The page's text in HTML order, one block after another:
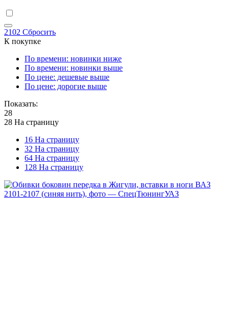
2102 Сбросить
К покупке
По времени: новинки ниже
По времени: новинки выше
По цене: дешевые выше
По цене: дорогие выше
Показать:
28
28 На страницу
16 На страницу
32 На страницу
64 На страницу
128 На страницу